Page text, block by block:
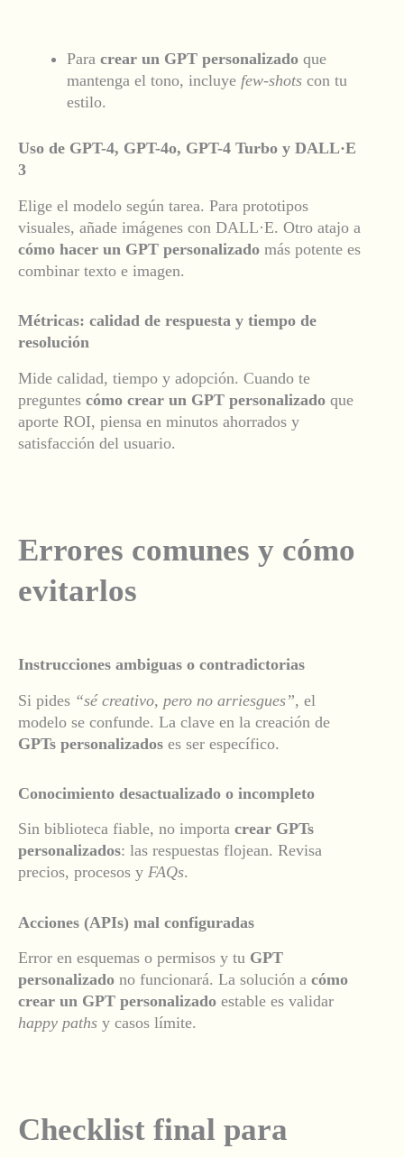
Para crear un GPT personalizado que
mantenga el tono, incluye few-shots con tu
estilo.
Uso de GPT-4, GPT-4o, GPT-4 Turbo y DALL·E
3
Elige el modelo según tarea. Para prototipos
visuales, añade imágenes con DALL·E. Otro atajo a
cómo hacer un GPT personalizado más potente es
combinar texto e imagen.
Métricas: calidad de respuesta y tiempo de
resolución
Mide calidad, tiempo y adopción. Cuando te
preguntes cómo crear un GPT personalizado que
aporte ROI, piensa en minutos ahorrados y
satisfacción del usuario.
Errores comunes y cómo
evitarlos
Instrucciones ambiguas o contradictorias
Si pides “sé creativo, pero no arriesgues”, el
modelo se confunde. La clave en la creación de
GPTs personalizados es ser específico.
Conocimiento desactualizado o incompleto
Sin biblioteca fiable, no importa crear GPTs
personalizados: las respuestas flojean. Revisa
precios, procesos y FAQs.
Acciones (APIs) mal configuradas
Error en esquemas o permisos y tu GPT
personalizado no funcionará. La solución a cómo
crear un GPT personalizado estable es validar
happy paths y casos límite.
Checklist final para